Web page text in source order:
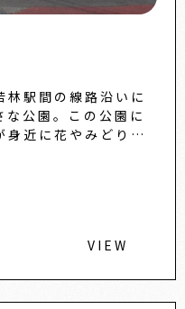
駅間の線路沿いに
公園。この公園に
身近に花やみどりを
VIEW